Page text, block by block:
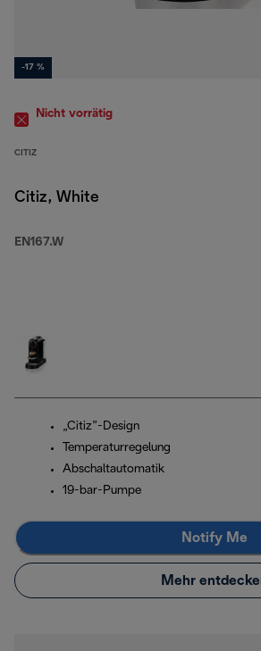
-17 %
Nicht vorrätig
CITIZ
Citiz, White
EN167.W
„Citiz”-Design
Temperaturregelung
Abschaltautomatik
19-bar-Pumpe
Notify Me
Mehr